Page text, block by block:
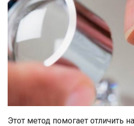
Этот метод помогает отличить